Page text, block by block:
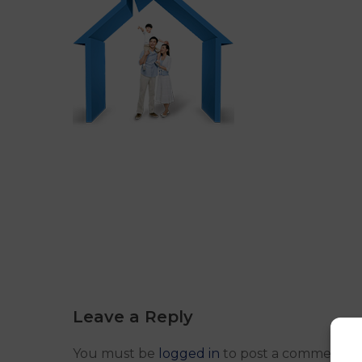
Leave a Reply
You must be logged in to post a comment.